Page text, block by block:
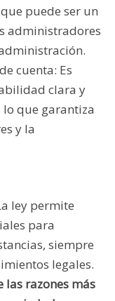
puede ser un
administradores
cuenta: Es
clara y
lo que garantiza
y la
ley permite
para
siempre
legales.
las razones más